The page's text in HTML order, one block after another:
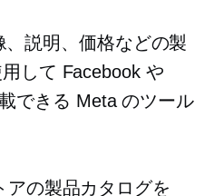
説明、価格などの製
して Facebook や
できる Meta のツール
アの製品カタログを